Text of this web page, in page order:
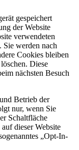
gespeichert
der Website
verwendeten
Sie werden nach
Cookies bleiben
Diese
nächsten Besuch
Betrieb der
nur, wenn Sie
Schaltfläche
dieser Website
„Opt-In-